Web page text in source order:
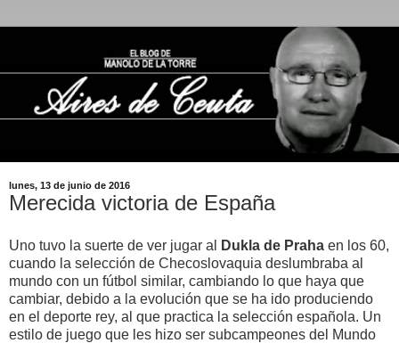
lunes, 13 de junio de 2016
Merecida victoria de España
Uno tuvo la suerte de ver jugar al Dukla de Praha en los 60,
cuando la selección de Checoslovaquia deslumbraba al
mundo con un fútbol similar, cambiando lo que haya que
cambiar, debido a la evolución que se ha ido produciendo
en el deporte rey, al que practica la selección española. Un
estilo de juego que les hizo ser subcampeones del Mundo